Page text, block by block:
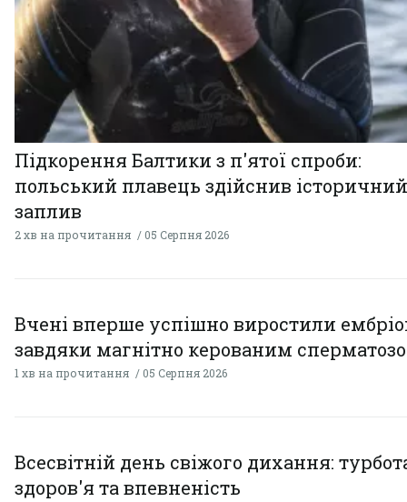
Підкорення Балтики з п'ятої спроби:
польський плавець здійснив історичний
заплив
2 хв на прочитання 05 Серпня 2026
Вчені вперше успішно виростили
завдяки магнітно керованим
1 хв на прочитання 05 Серпня 2026
Всесвітній день свіжого дихання:
здоров'я та впевненість